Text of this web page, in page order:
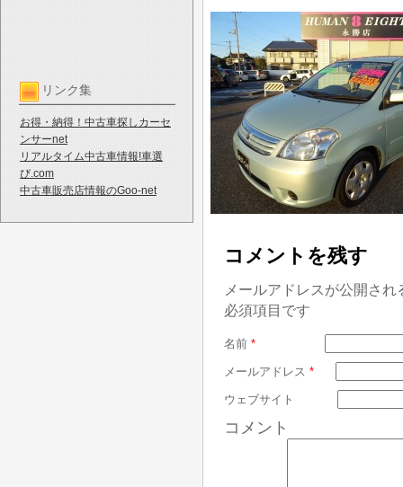
リンク集
お得・納得！中古車探しカーセ
ンサーnet
リアルタイム中古車情報!車選
び.com
中古車販売店情報のGoo-net
コメントを残す
メールアドレスが公開さ
必須項目です
名前 *
メールアドレス *
ウェブサイト
コメント